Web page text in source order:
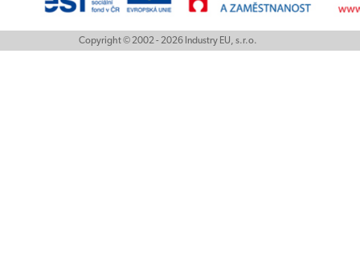
Copyright © 2002 - 2026 Industry EU, s.r.o.